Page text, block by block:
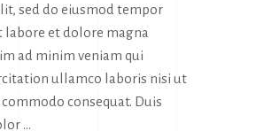
sed do eiusmod tempor
et dolore magna
ad minim veniam qui
ullamco laboris nisi ut
consequat. Duis